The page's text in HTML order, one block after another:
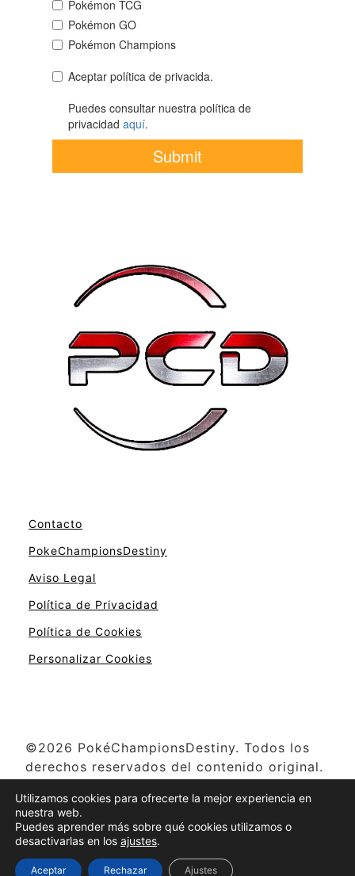
Contacto
PokeChampionsDestiny
Aviso Legal
Política de Privacidad
Política de Cookies
Personalizar Cookies
©2026 PokéChampionsDestiny. Todos los
derechos reservados del contenido original.
propiedad de The Pokémon Company,
Creatures Inc., Game Freak y Nintendo ©
1996-2025
Utilizamos cookies para ofrecerte la mejor experiencia en
nuestra web.
Puedes aprender más sobre qué cookies utilizamos o
desactivarlas en los ajustes.
Aceptar Rechazar Ajustes